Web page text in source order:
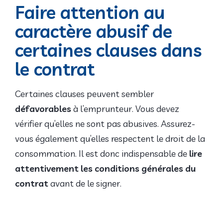
Faire attention au
caractère abusif de
certaines clauses dans
le contrat
Certaines clauses peuvent sembler
défavorablesà l’emprunteur. Vous devez
vérifier qu’elles ne sont pas abusives. Assurez-
vous également qu’elles respectent le droit de la
consommation. Il est donc indispensable de lire
attentivement les conditions générales du
contratavant de le signer.